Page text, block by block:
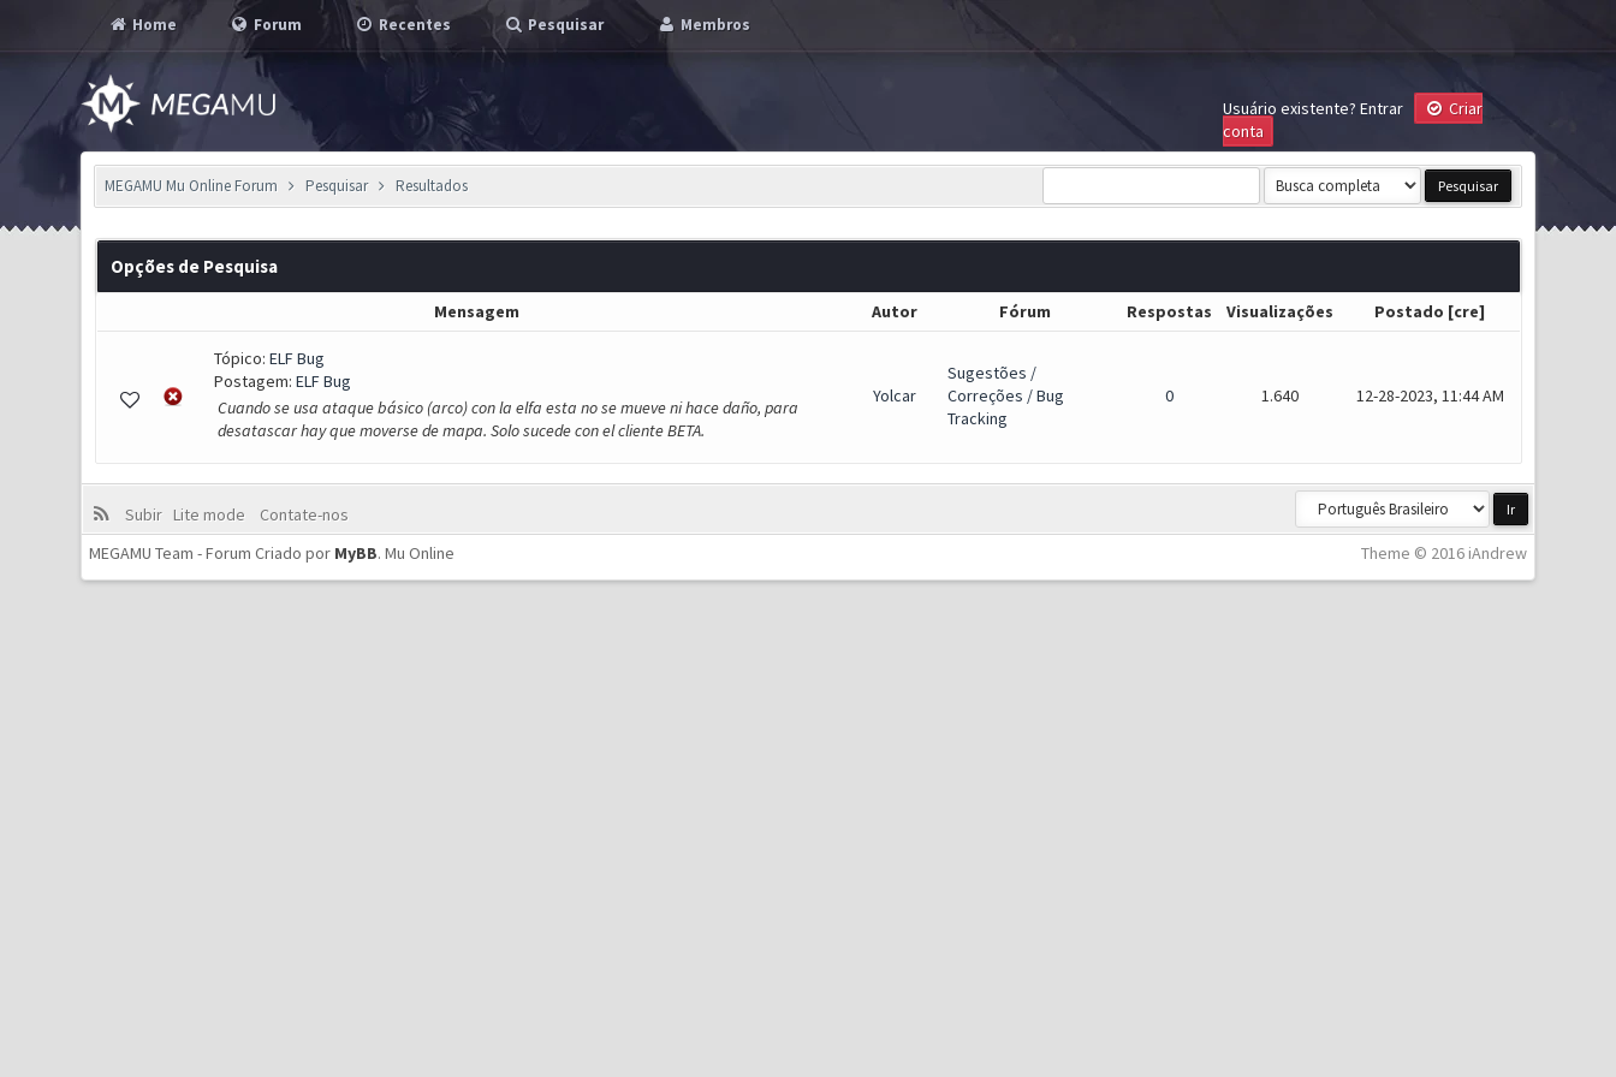
Home Forum Recentes Pesquisar Membros
Usuário existente? Entrar
Criar
conta
MEGAMU Mu Online Forum Pesquisar Resultados
Opções de Pesquisa
Mensagem Autor Fórum Respostas Visualizações Postado [cre]
Tópico: ELF Bug
Postagem: ELF Bug
Cuando se usa ataque básico (arco) con la elfa esta no se mueve ni hace daño, para
desatascar hay que moverse de mapa. Solo sucede con el cliente BETA.
Yolcar
Sugestões /
Correções / Bug
Tracking
0 1.640 12-28-2023, 11:44 AM
Subir Lite mode
Contate-nos
Theme © 2016 iAndrew
MEGAMU Team - Forum Criado por MyBB.Mu Online